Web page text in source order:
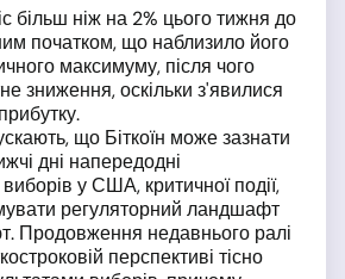
більш ніж на 2% цього тижня до
початком, що наблизило його
максимуму, після чого
зниження, оскільки з'явилися
що Біткоїн може зазнати
дні напередодні
у США, критичної події,
регуляторний ландшафт
Продовження недавнього ралі
перспективі тісно